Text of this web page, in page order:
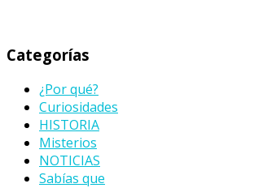
Categorías
¿Por qué?
Curiosidades
HISTORIA
Misterios
NOTICIAS
Sabías que